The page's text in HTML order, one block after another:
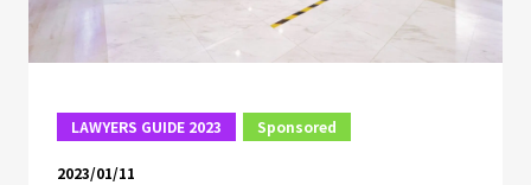
LAWYERS GUIDE 2023 Sponsored
2023/01/11